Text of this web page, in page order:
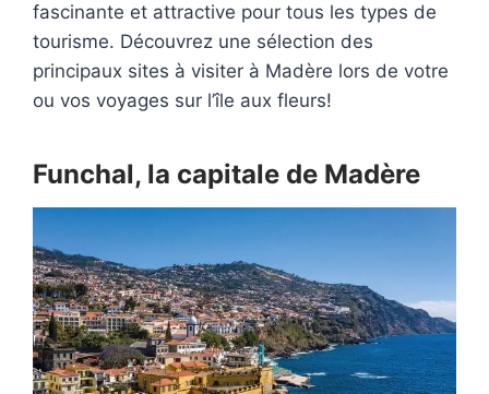
fascinante et attractive pour tous les types de
tourisme. Découvrez une sélection des
principaux sites à visiter à Madère lors de votre
ou vos voyages sur l’île aux fleurs!
Funchal, la capitale de Madère